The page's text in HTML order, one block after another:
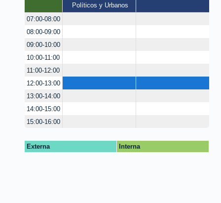
Políticos y Urbanos
07:00-08:00
08:00-09:00
09:00-10:00
10:00-11:00
11:00-12:00
12:00-13:00
13:00-14:00
14:00-15:00
15:00-16:00
Externa Interna